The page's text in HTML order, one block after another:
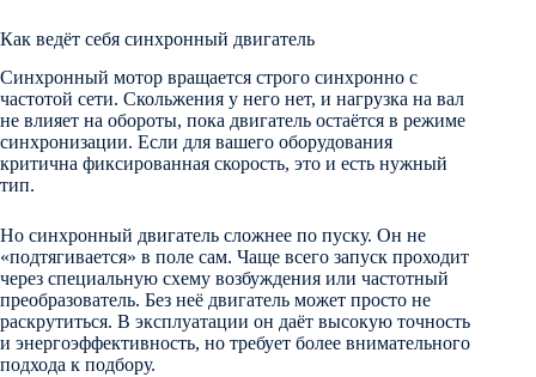
Как ведёт себя синхронный двигатель
Синхронный мотор вращается строго синхронно с
частотой сети. Скольжения у него нет, и нагрузка на вал
не влияет на обороты, пока двигатель остаётся в режиме
синхронизации. Если для вашего оборудования
критична фиксированная скорость, это и есть нужный
тип.
Но синхронный двигатель сложнее по пуску. Он не
«подтягивается» в поле сам. Чаще всего запуск проходит
через специальную схему возбуждения или частотный
преобразователь. Без неё двигатель может просто не
раскрутиться. В эксплуатации он даёт высокую точность
и энергоэффективность, но требует более внимательного
подхода к подбору.